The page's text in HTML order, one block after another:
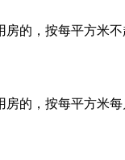
的，按每平方米
的，按每平方米